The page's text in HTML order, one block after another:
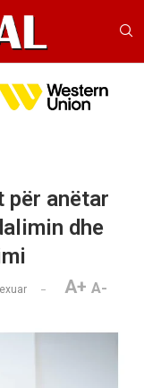
për anëtar
dhe
A+ A-